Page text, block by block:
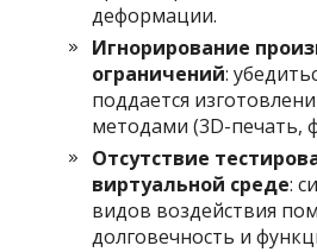
деформации.
Игнорирование
ограничений:
поддается
методами (3D-печать,
Отсутствие
виртуальной среде:
видов воздействия
долговечность и